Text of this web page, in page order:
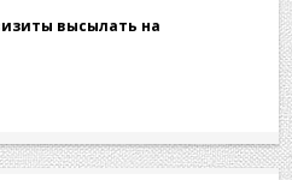
высылать на